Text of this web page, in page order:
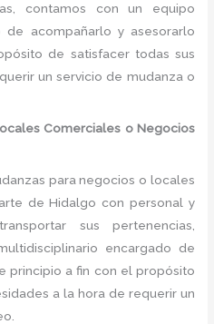
contamos con un equipo
de acompañarlo y asesorarlo
de satisfacer todas sus
un servicio de mudanza o
Comerciales o Negocios
para negocios o locales
de Hidalgo con personal y
sus pertenencias,
encargado de
principio a fin con el propósito
a la hora de requerir un